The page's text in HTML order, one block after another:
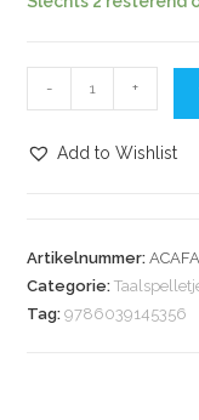
- +
Add to Wishlist
Artikelnummer:
Categorie:
Tag:9786039145356